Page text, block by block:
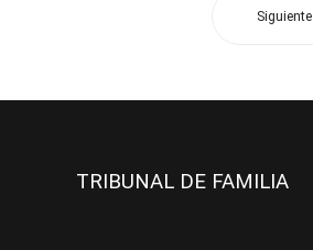
Siguiente
TRIBUNAL DE FAMILIA